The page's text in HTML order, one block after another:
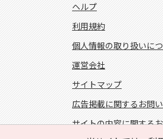
ヘルプ
利用規約
個人情報の取り扱いに
運営会社
サイトマップ
広告掲載に関するお問
サイトの内容に関する